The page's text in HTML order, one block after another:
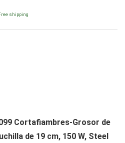
shipping
Cortafiambres-Grosor de
de 19 cm, 150 W, Steel